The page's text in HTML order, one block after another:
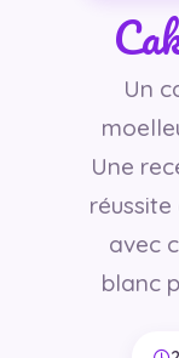
Un
Une
avec
blanc